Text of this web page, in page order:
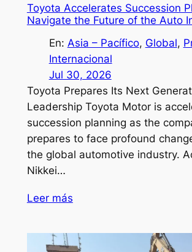
Toyota Accelerates Succession
Navigate the Future of the Auto
En: Asia – Pacífico, Global,
Internacional
Jul 30, 2026
Toyota Prepares Its Next
Leadership Toyota Motor is
succession planning as the
prepares to face profound
the global automotive industry.
Nikkei…
Leer más